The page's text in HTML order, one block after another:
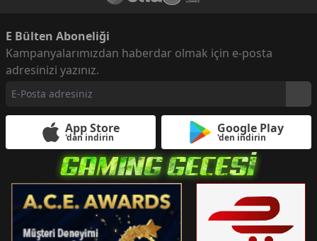
E Bülten Aboneliği
Kampanyalarımızdan haberdar olmak için e-posta
adresinizi yazınız.
App Store
'dan indirin
Google Play
'den indirin